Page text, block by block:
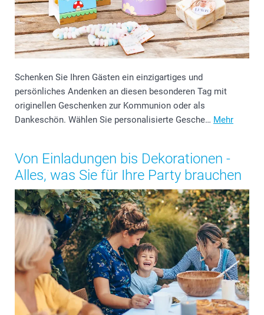
Schenken Sie Ihren Gästen ein einzigartiges und
persönliches Andenken an diesen besonderen Tag mit
originellen Geschenken zur Kommunion oder als
Dankeschön. Wählen Sie personalisierte Gesche… Mehr
Von Einladungen bis Dekorationen -
Alles, was Sie für Ihre Party brauchen